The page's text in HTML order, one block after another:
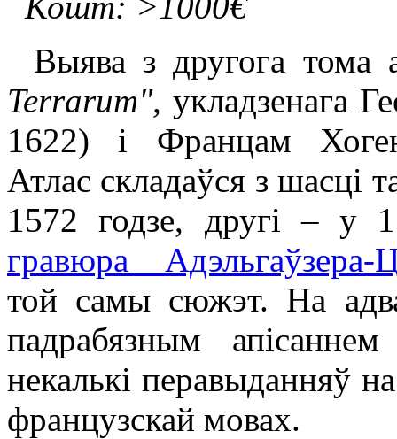
Выява з другога тома
Terrarum", укладзенага
1622) і Францам
Атлас складаўся з
1572 годзе, другі – у
гравюра Адэльгаўзера-
той самы сюжэт. На
падрабязным
некалькі перавыданняў
французскай мовах.